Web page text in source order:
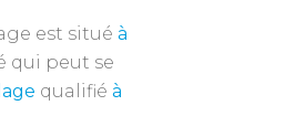
est situé à
qui peut se
qualifié à